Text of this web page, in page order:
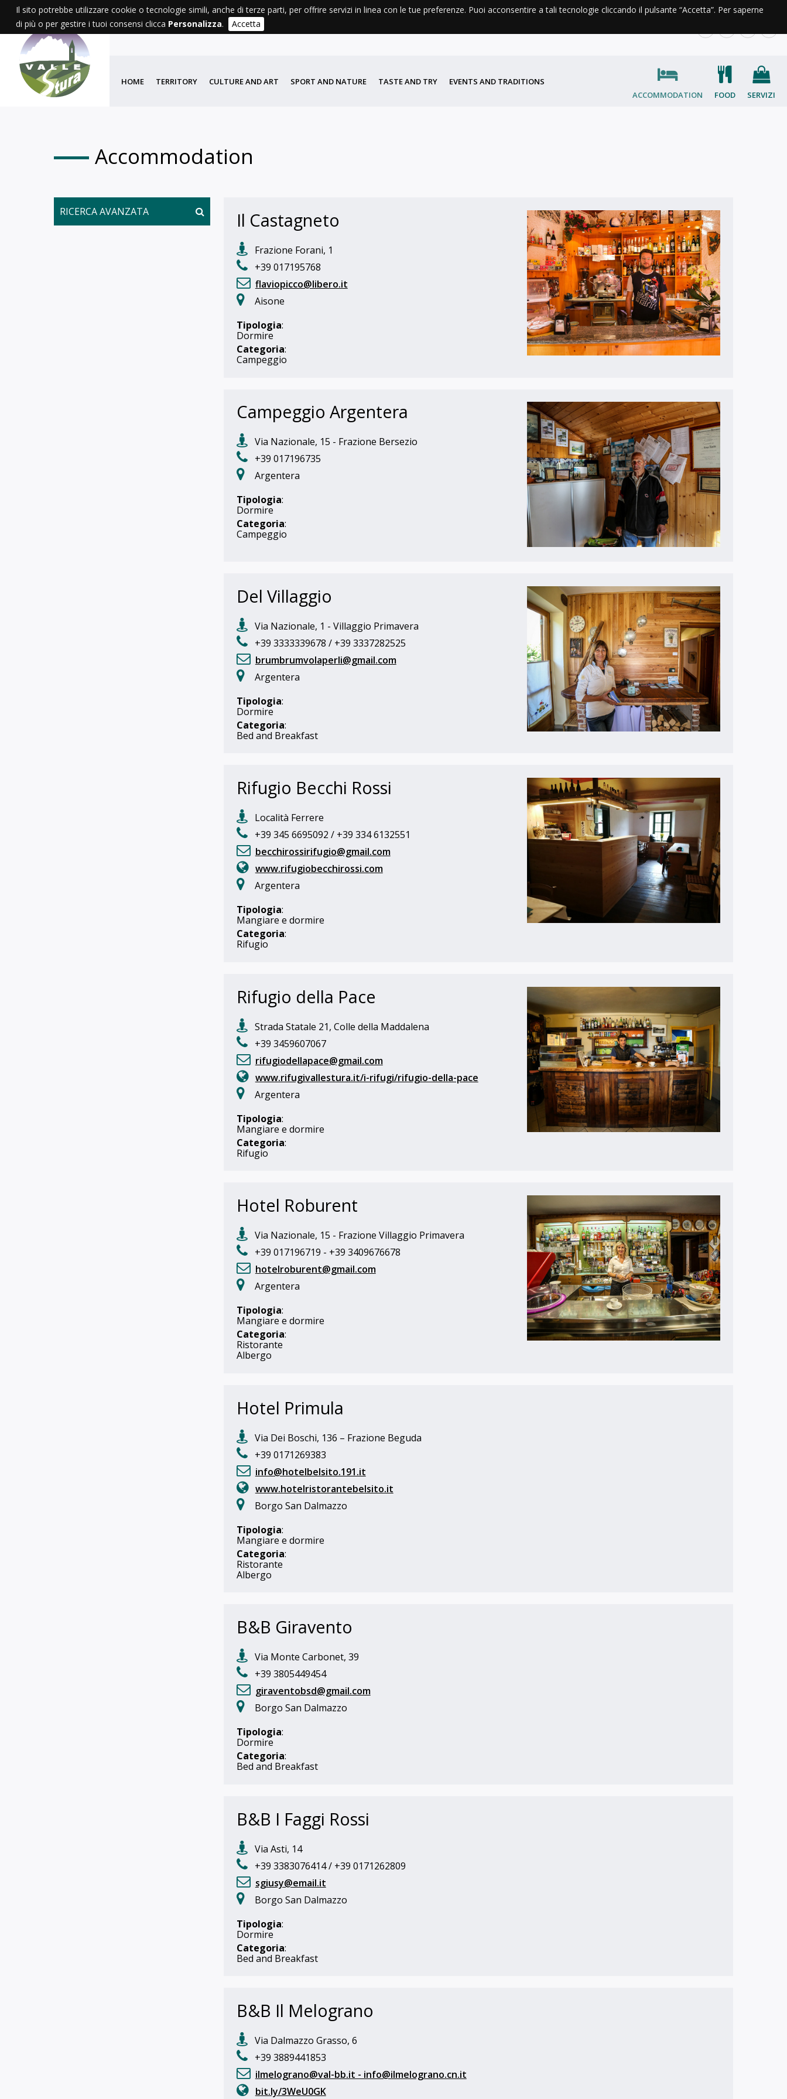
AGENDA WEATHER
HOME TERRITORY CULTURE AND ART SPORT AND NATURE TASTE AND TRY
EVENTS AND TRADITIONS
ACCOMMODATION
FOOD SERVIZI
Accommodation
RICERCA AVANZATA Il Castagneto
Frazione Forani, 1
+39 017195768
flaviopicco@libero.it
Aisone
Tipologia:
Dormire
Categoria:
Campeggio
Campeggio Argentera
Via Nazionale, 15 - Frazione Bersezio
+39 017196735
Argentera
Tipologia:
Dormire
Categoria:
Campeggio
Del Villaggio
Via Nazionale, 1 - Villaggio Primavera
+39 3333339678 / +39 3337282525
brumbrumvolaperli@gmail.com
Argentera
Tipologia:
Dormire
Categoria:
Bed and Breakfast
Rifugio Becchi Rossi
Località Ferrere
+39 345 6695092 / +39 334 6132551
becchirossirifugio@gmail.com
www.rifugiobecchirossi.com
Argentera
Tipologia:
Mangiare e dormire
Categoria:
Rifugio
Rifugio della Pace
Strada Statale 21, Colle della Maddalena
+39 3459607067
rifugiodellapace@gmail.com
www.rifugivallestura.it/i-rifugi/rifugio-della-pace
Argentera
Tipologia:
Mangiare e dormire
Categoria:
Rifugio
Hotel Roburent
Via Nazionale, 15 - Frazione Villaggio Primavera
+39 017196719 - +39 3409676678
hotelroburent@gmail.com
Argentera
Tipologia:
Mangiare e dormire
Categoria:
Ristorante
Albergo
Hotel Primula
Via Dei Boschi, 136 – Frazione Beguda
+39 0171269383
info@hotelbelsito.191.it
www.hotelristorantebelsito.it
Borgo San Dalmazzo
Tipologia:
Mangiare e dormire
Categoria:
Ristorante
Albergo
B&B Giravento
Via Monte Carbonet, 39
+39 3805449454
giraventobsd@gmail.com
Borgo San Dalmazzo
Tipologia:
Dormire
Categoria:
Bed and Breakfast
B&B I Faggi Rossi
Via Asti, 14
+39 3383076414 / +39 0171262809
sgiusy@email.it
Borgo San Dalmazzo
Tipologia:
Dormire
Categoria:
Bed and Breakfast
B&B Il Melograno
Via Dalmazzo Grasso, 6
+39 3889441853
ilmelograno@val-bb.it - info@ilmelograno.cn.it
bit.ly/3WeU0GK
Il sito potrebbe utilizzare cookie o tecnologie simili, anche di terze parti, per offrire servizi in linea con le tue preferenze. Puoi acconsentire a tali tecnologie cliccando il pulsante “Accetta”. Per saperne
di più o per gestire i tuoi consensi clicca Personalizza. Accetta